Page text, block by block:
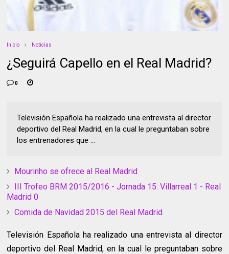
Inicio Noticias
¿Seguirá Capello en el Real Madrid?
0
Televisión Española ha realizado una entrevista al director
deportivo del Real Madrid, en la cual le preguntaban sobre
los entrenadores que ...
Mourinho se ofrece al Real Madrid
III Trofeo BRM 2015/2016 - Jornada 15: Villarreal 1 - Real
Madrid 0
Comida de Navidad 2015 del Real Madrid
Televisión Española ha realizado una entrevista al director
deportivo del Real Madrid, en la cual le preguntaban sobre